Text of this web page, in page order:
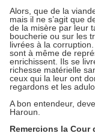
Alors, que de la
mais il ne s’agit que
de la misère par leur
boucherie ou sur les
livrées à la
sont à même de
enrichissent. Ils se
richesse matérielle
ceux qui la leur ont
regardons et les
A bon entendeur,
Haroun.
Remercions la Cour